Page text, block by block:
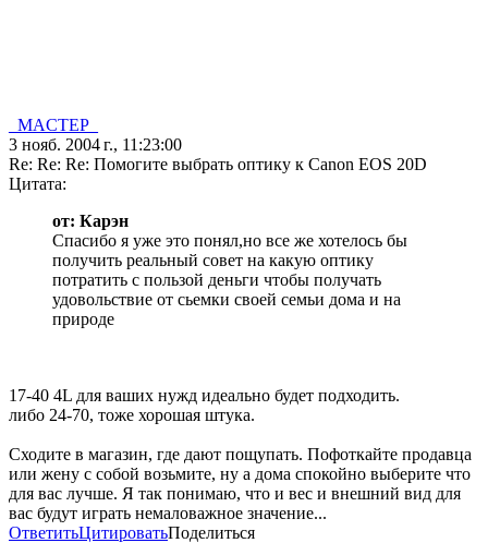
_MACTEP_
3 нояб. 2004 г., 11:23:00
Re: Re: Re: Помогите выбрать оптику к Canon EOS 20D
Цитата:
от: Карэн
Спасибо я уже это понял,но все же хотелось бы
получить реальный совет на какую оптику
потратить с пользой деньги чтобы получать
удовольствие от сьемки своей семьи дома и на
природе
17-40 4L для ваших нужд идеально будет подходить.
либо 24-70, тоже хорошая штука.
Сходите в магазин, где дают пощупать. Пофоткайте продавца
или жену с собой возьмите, ну а дома спокойно выберите что
для вас лучше. Я так понимаю, что и вес и внешний вид для
вас будут играть немаловажное значение...
ОтветитьЦитироватьПоделиться